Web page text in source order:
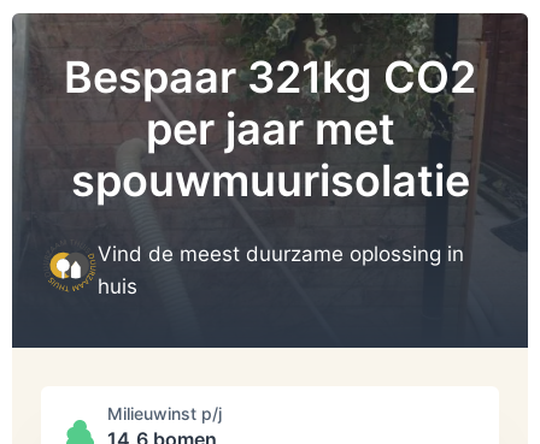
Bespaar 321kg CO2
per jaar met
spouwmuurisolatie
Vind de meest duurzame oplossing in
huis
Milieuwinst p/j
14,6 bomen